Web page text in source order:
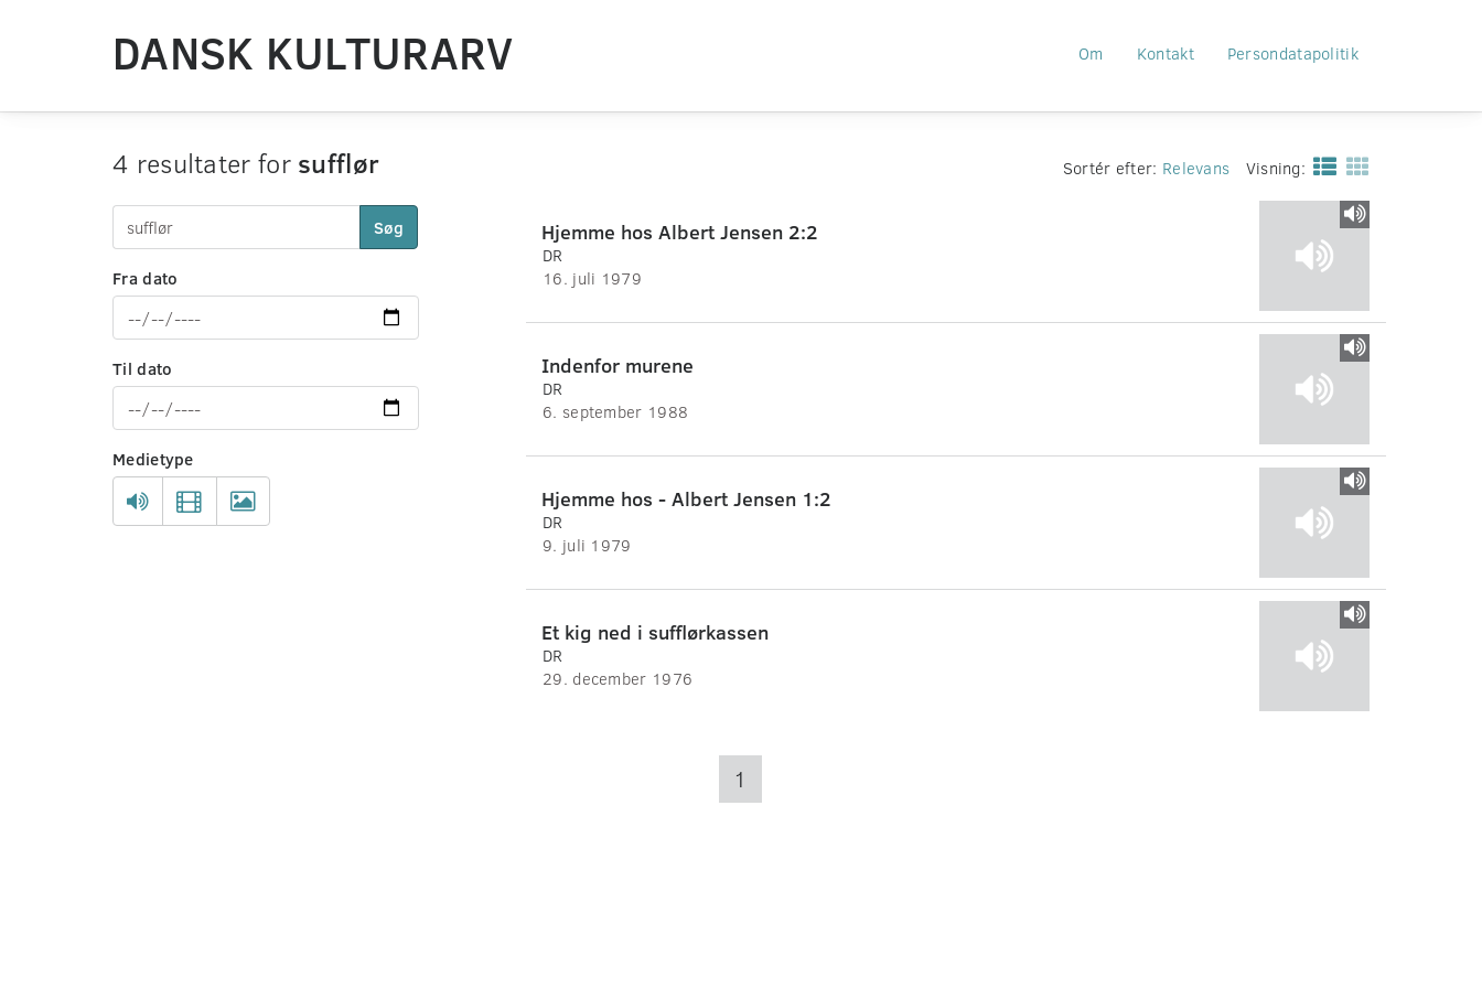
DANSK KULTURARV Om Kontakt Persondatapolitik
4 resultater for sufflør
Søg
Fra dato
Til dato
Medietype
Sortér efter: Relevans Visning:
Hjemme hos Albert Jensen 2:2
DR
16. juli 1979
Indenfor murene
DR
6. september 1988
Hjemme hos - Albert Jensen 1:2
DR
9. juli 1979
Et kig ned i sufflørkassen
DR
29. december 1976
1